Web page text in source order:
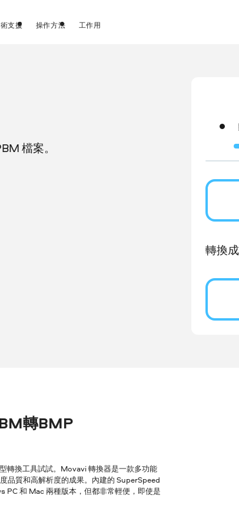
支援 操作方法 工作用
檔案。
轉換成
轉BMP
轉換工具試試。Movavi 轉換器是一款多功能
品質和高解析度的成果。內建的 SuperSpeed
PC 和 Mac 兩種版本，但都非常輕便，即使是